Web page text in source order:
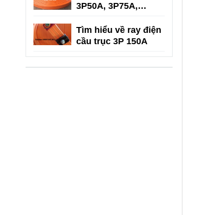
3P50A, 3P75A,
Tìm hiểu về ray điện
cầu trục 3P 150A